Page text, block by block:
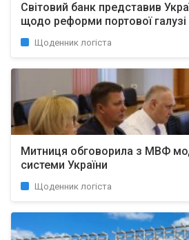
Світовий банк представив
щодо реформи портової галузі
Щоденник логіста
Митниця обговорила з МВФ
системи України
Щоденник логіста